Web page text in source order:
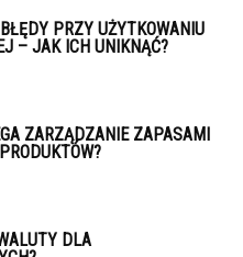
PRZY UŻYTKOWANIU
– JAK ICH UNIKNĄĆ?
ZARZĄDZANIE ZAPASAMI
DLA